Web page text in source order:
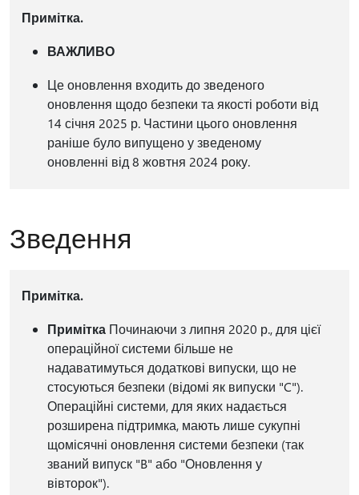
Примітка.
ВАЖЛИВО
Це оновлення входить до зведеного
оновлення щодо безпеки та якості роботи від
14 січня 2025 р. Частини цього оновлення
раніше було випущено у зведеному
оновленні від 8 жовтня 2024 року.
Зведення
Примітка.
ПриміткаПочинаючи з липня 2020 р., для цієї
операційної системи більше не
надаватимуться додаткові випуски, що не
стосуються безпеки (відомі як випуски "C").
Операційні системи, для яких надається
розширена підтримка, мають лише сукупні
щомісячні оновлення системи безпеки (так
званий випуск "B" або "Оновлення у
вівторок").